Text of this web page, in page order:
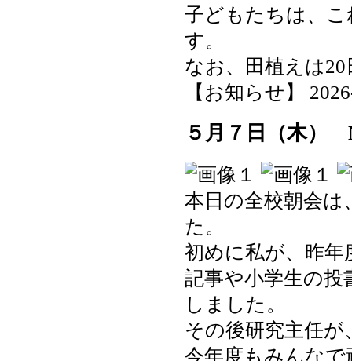
子どもたちは、
す。
なお、田植えは
【お知らせ】
５月７日（木）
本日の全校朝会
た。
初めに私が、昨年
記事や小学生の
しました。
その後研究主任
今年度もみんな